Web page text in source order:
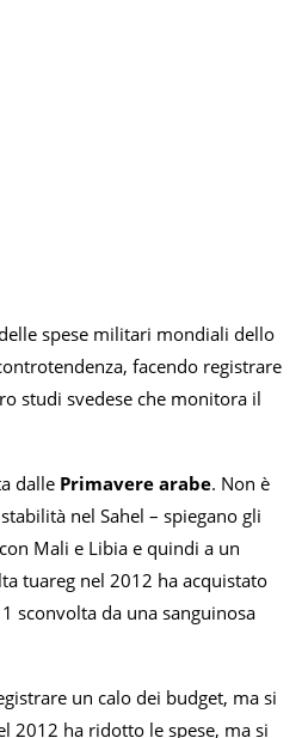
spese militari mondiali dello
facendo registrare
studi svedese che monitora il
dalle Primavere arabe. Non è
nel Sahel – spiegano gli
Mali e Libia e quindi a un
tuareg nel 2012 ha acquistato
sconvolta da una sanguinosa
un calo dei budget, ma si
2012 ha ridotto le spese, ma si